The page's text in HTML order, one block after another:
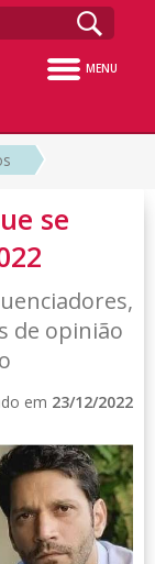
MENU
se
de opinião
em 23/12/2022